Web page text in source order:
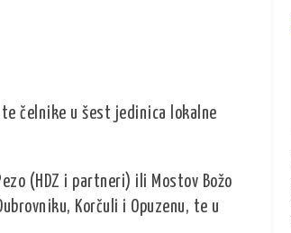
čelnike u šest jedinica lokalne
(HDZ i partneri) ili Mostov Božo
Korčuli i Opuzenu, te u